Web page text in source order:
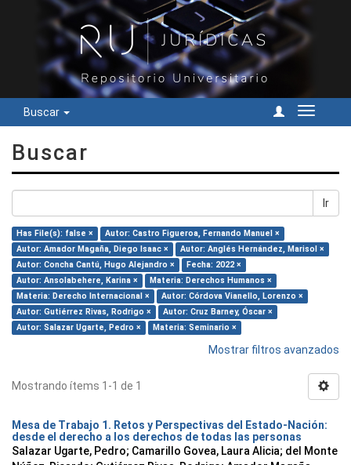
Buscar
Cambiar
Buscar
Ir
Has File(s): false ×
Autor: Castro Figueroa, Fernando Manuel ×
Autor: Amador Magaña, Diego Isaac ×
Autor: Anglés Hernández, Marisol ×
Autor: Concha Cantú, Hugo Alejandro ×
Fecha: 2022 ×
Autor: Ansolabehere, Karina ×
Materia: Derechos Humanos ×
Materia: Derecho Internacional ×
Autor: Córdova Vianello, Lorenzo ×
Autor: Gutiérrez Rivas, Rodrigo ×
Autor: Cruz Barney, Óscar ×
Autor: Salazar Ugarte, Pedro ×
Materia: Seminario ×
Mostrar filtros avanzados
Mostrando ítems 1-1 de 1
Mesa de Trabajo 1. Retos y Perspectivas del Estado-Nación:
desde el derecho a los derechos de todas las personas
Salazar Ugarte, Pedro; Camarillo Govea, Laura Alicia; del Monte